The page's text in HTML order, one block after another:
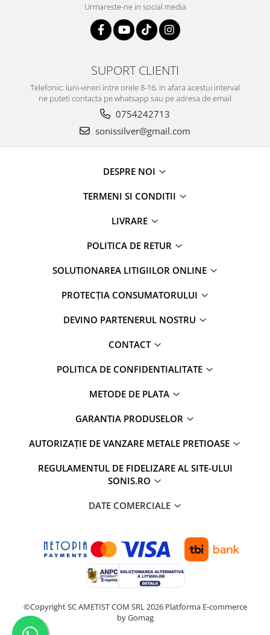
Urmareste-ne in social media
SUPORT CLIENTI
Telefonic: luni-vineri intre orele 8-16, in afara acestui interval
ne puteti contacta pe whatsapp sau pe adresa de email
0754242713
sonissilver@gmail.com
DESPRE NOI
TERMENI SI CONDITII
LIVRARE
POLITICA DE RETUR
SOLUTIONAREA LITIGIILOR ONLINE
PROTECȚIA CONSUMATORULUI
DEVINO PARTENERUL NOSTRU
CONTACT
POLITICA DE CONFIDENTIALITATE
METODE DE PLATA
GARANTIA PRODUSELOR
AUTORIZAȚIE DE VANZARE METALE PRETIOASE
REGULAMENTUL DE FIDELIZARE AL SITE-ULUI
SONIS.RO
DATE COMERCIALE
©Copyright SC AMETIST COM SRL 2026 Platforma E-commerce
by Gomag